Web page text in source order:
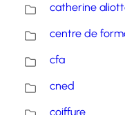
catherine
centre de
cfa
cned
coiffure